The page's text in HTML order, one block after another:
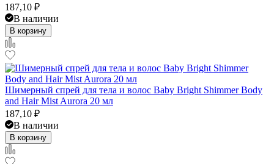
187,10 ₽
В наличии
В корзину
Шимерный спрей для тела и волос Baby Bright Shimmer Body
and Hair Mist Aurora 20 мл
187,10 ₽
В наличии
В корзину